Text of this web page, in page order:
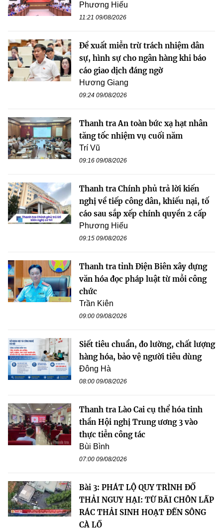
Phương Hiếu
11:21 09/08/2026
Đề xuất miễn trừ trách nhiệm dân
sự, hình sự cho ngân hàng khi báo
cáo giao dịch đáng ngờ
Hương Giang
09:24 09/08/2026
Thanh tra An toàn bức xạ hạt nhân
tăng tốc nhiệm vụ cuối năm
Trí Vũ
09:16 09/08/2026
Thanh tra Chính phủ trả lời kiến
nghị về tiếp công dân, khiếu nại, tố
cáo sau sắp xếp chính quyền 2 cấp
Phương Hiếu
09:15 09/08/2026
Thanh tra tỉnh Điện Biên xây dựng
văn hóa đọc pháp luật từ mỗi công
chức
Trần Kiên
09:00 09/08/2026
Siết tiêu chuẩn, đo lường, chất lượng
hàng hóa, bảo vệ người tiêu dùng
Đông Hà
08:00 09/08/2026
Thanh tra Lào Cai cụ thể hóa tinh
thần Hội nghị Trung ương 3 vào
thực tiễn công tác
Bùi Bình
07:00 09/08/2026
Bài 3: PHÁT LỘ QUY TRÌNH ĐỔ
THẢI NGUY HẠI: TỪ BÃI CHÔN LẤP
RÁC THẢI SINH HOẠT ĐẾN SÔNG
CÀ LỒ